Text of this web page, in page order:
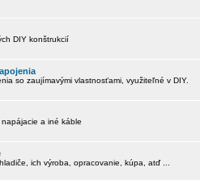
DIY konštrukcií
so zaujímavými vlastnosťami, využiteľné v DIY.
a iné káble
ich výroba, opracovanie, kúpa, atď ...